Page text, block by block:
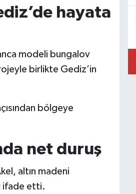
hayata
modeli bungalov
birlikte Gediz’in
bölgeye
net duruş
altın madeni
ifade etti.